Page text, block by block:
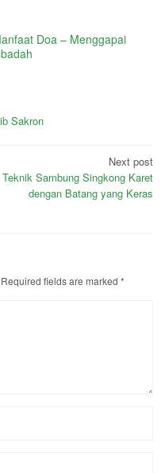
Doa – Menggapai
Sakron
Next post
Teknik Sambung Singkong Karet
dengan Batang yang Keras
Required fields are marked *